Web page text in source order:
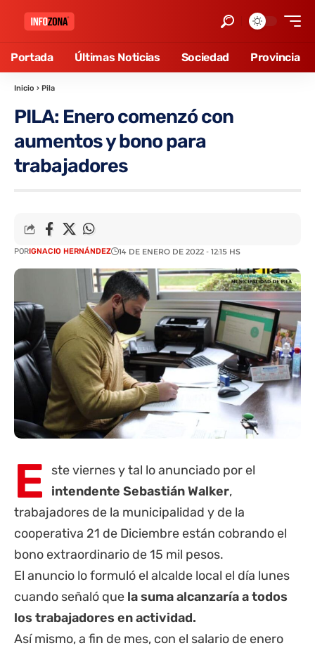
Portada Últimas Noticias Sociedad Provincia
Inicio › Pila
PILA: Enero comenzó con
aumentos y bono para
trabajadores
PORIGNACIO HERNÁNDEZ 14 DE ENERO DE 2022 - 12:15 HS
E
ste viernes y tal lo anunciado por el
intendente Sebastián Walker,
trabajadores de la municipalidad y de la
cooperativa 21 de Diciembre están cobrando el
bono extraordinario de 15 mil pesos.
El anuncio lo formuló el alcalde local el día lunes
cuando señaló que la suma alcanzaría a todos
los trabajadores en actividad.
Así mismo, a fin de mes, con el salario de enero